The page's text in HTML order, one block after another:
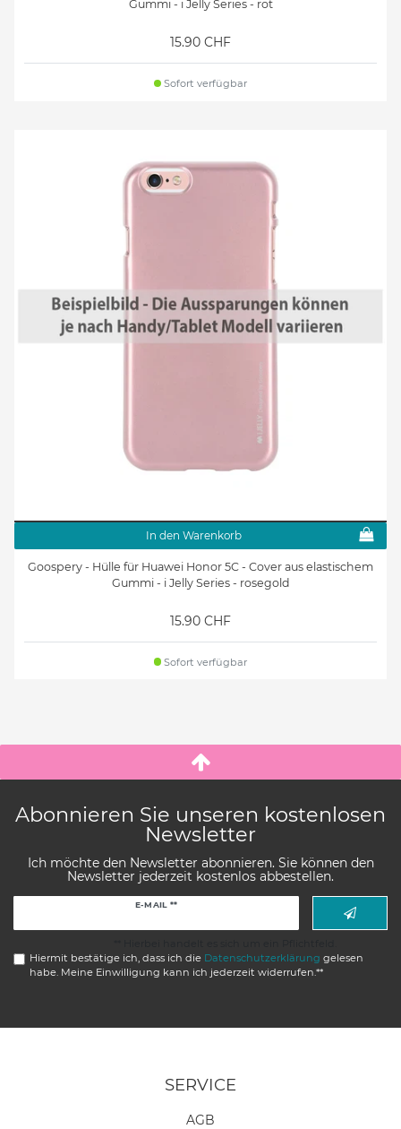
Gummi - i Jelly Series - rot
15.90 CHF
Sofort verfügbar
In den Warenkorb
Goospery - Hülle für Huawei Honor 5C - Cover aus elastischem
Gummi - i Jelly Series - rosegold
15.90 CHF
Sofort verfügbar
Abonnieren Sie unseren kostenlosen
Newsletter
Ich möchte den Newsletter abonnieren. Sie können den
Newsletter jederzeit kostenlos abbestellen.
E-MAIL **
Hiermit bestätige ich, dass ich die Daten­schutz­erklärung gelesen
habe. Meine Einwilligung kann ich jederzeit widerrufen.**
SERVICE
AGB